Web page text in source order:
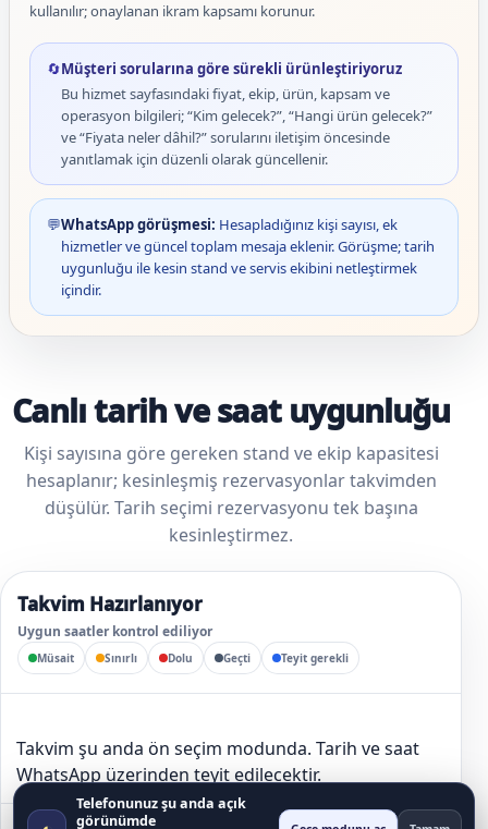
kullanılır; onaylanan ikram kapsamı korunur.
🔄Müşteri sorularına göre sürekli ürünleştiriyoruz
Bu hizmet sayfasındaki fiyat, ekip, ürün, kapsam ve
operasyon bilgileri; “Kim gelecek?”, “Hangi ürün gelecek?”
ve “Fiyata neler dâhil?” sorularını iletişim öncesinde
yanıtlamak için düzenli olarak güncellenir.
💬WhatsApp görüşmesi: Hesapladığınız kişi sayısı, ek
hizmetler ve güncel toplam mesaja eklenir. Görüşme; tarih
uygunluğu ile kesin stand ve servis ekibini netleştirmek
içindir.
Canlı tarih ve saat uygunluğu
Kişi sayısına göre gereken stand ve ekip kapasitesi
hesaplanır; kesinleşmiş rezervasyonlar takvimden
düşülür. Tarih seçimi rezervasyonu tek başına
kesinleştirmez.
Takvim Hazırlanıyor
Uygun saatler kontrol ediliyor
Müsait Sınırlı Dolu Geçti Teyit gerekli
Takvim şu anda ön seçim modunda. Tarih ve saat
WhatsApp üzerinden teyit edilecektir.
Telefonunuz şu anda açık
görünümde